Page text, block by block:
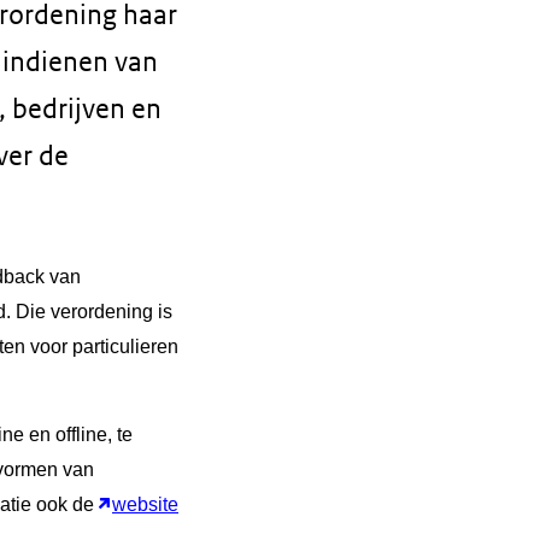
haar
van
bedrijven en
de
van
Die verordening is
voor particulieren
en offline, te
van
ook de
website